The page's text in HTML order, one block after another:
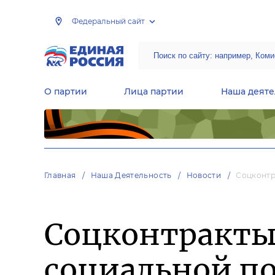
Федеральный сайт
О партии Лица партии Наша
Главная Наша Деятельность Новости